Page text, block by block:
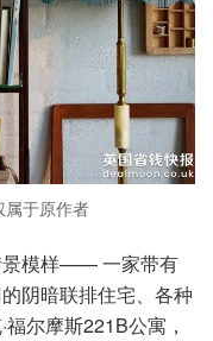
属于原作者
景模样—— 一家带有
阴暗联排住宅、各种
尔摩斯221B公寓，